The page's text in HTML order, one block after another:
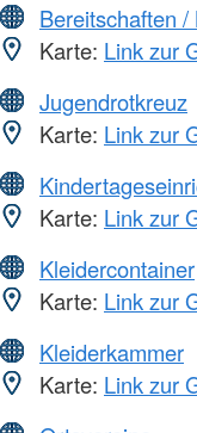
Bereitschaften
Karte: Link zur
Jugendrotkreuz
Karte: Link zur
Karte: Link zur
Kleidercontainer
Karte: Link zur
Kleiderkammer
Karte: Link zur